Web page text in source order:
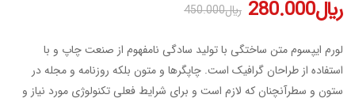
﷼280.000 ﷼450.000
لورم ایپسوم متن ساختگی با تولید سادگی نامفهوم از صنعت چاپ و با
استفاده از طراحان گرافیک است. چاپگرها و متون بلکه روزنامه و مجله در
ستون و سطرآنچنان که لازم است و برای شرایط فعلی تکنولوژی مورد نیاز و